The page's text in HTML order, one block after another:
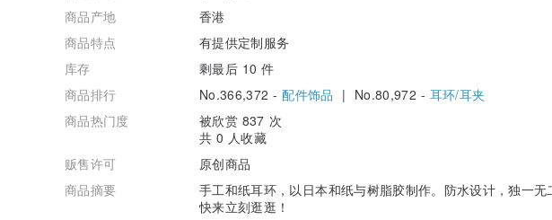
商品产地
香港
商品特点
有提供定制服务
库存
剩最后 10 件
商品排行
No.366,372 -配件饰品 | No.80,972 - 耳环/耳夹
商品热门度
被欣赏 837 次
共 0 人收藏
贩售许可
原创商品
商品摘要
手工和纸耳环，以日本和纸与树脂胶制作。防水设计，独一无
快来立刻逛逛！